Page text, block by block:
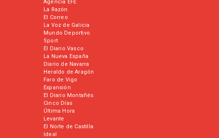
Agencia EFE
La Razón
El Correo
La Voz de Galicia
Mundo Deportivo
Sport
El Diario Vasco
La Nueva España
Diario de Navarra
Heraldo de Aragón
Faro de Vigo
Expansión
El Diario Montañés
Cinco Días
Última Hora
Levante
El Norte de Castilla
Ideal